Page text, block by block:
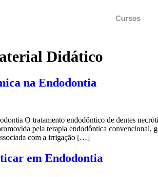
Cursos
Didático
na Endodontia
O tratamento endodôntico de dentes
pela terapia endodôntica convencional,
com a irrigação […]
em Endodontia